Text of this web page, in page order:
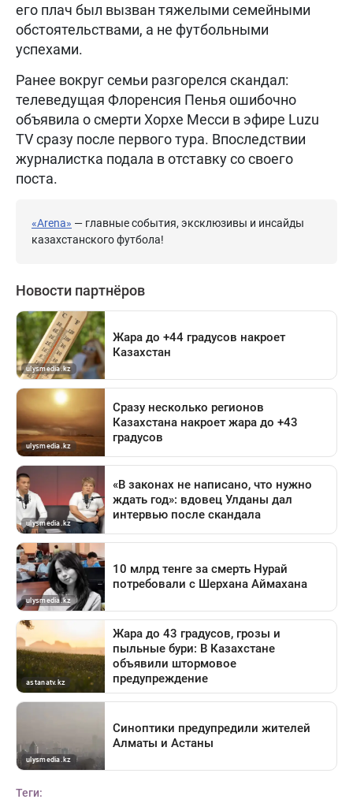
его плач был вызван тяжелыми семейными
обстоятельствами, а не футбольными
успехами.
Ранее вокруг семьи разгорелся скандал:
телеведущая Флоренсия Пенья ошибочно
объявила о смерти Хорхе Месси в эфире Luzu
TV сразу после первого тура. Впоследствии
журналистка подала в отставку со своего
поста.
«Arena» — главные события, эксклюзивы и инсайды
казахстанского футбола!
Теги: